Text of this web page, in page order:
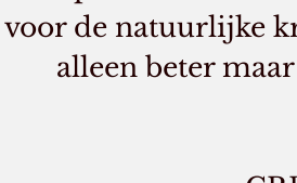
voor de natuurlijke
alleen beter